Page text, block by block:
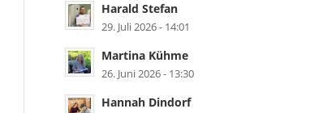
Harald Stefan
29. Juli 2026 - 14:01
Martina Kühme
26. Juni 2026 - 13:30
Hannah Dindorf